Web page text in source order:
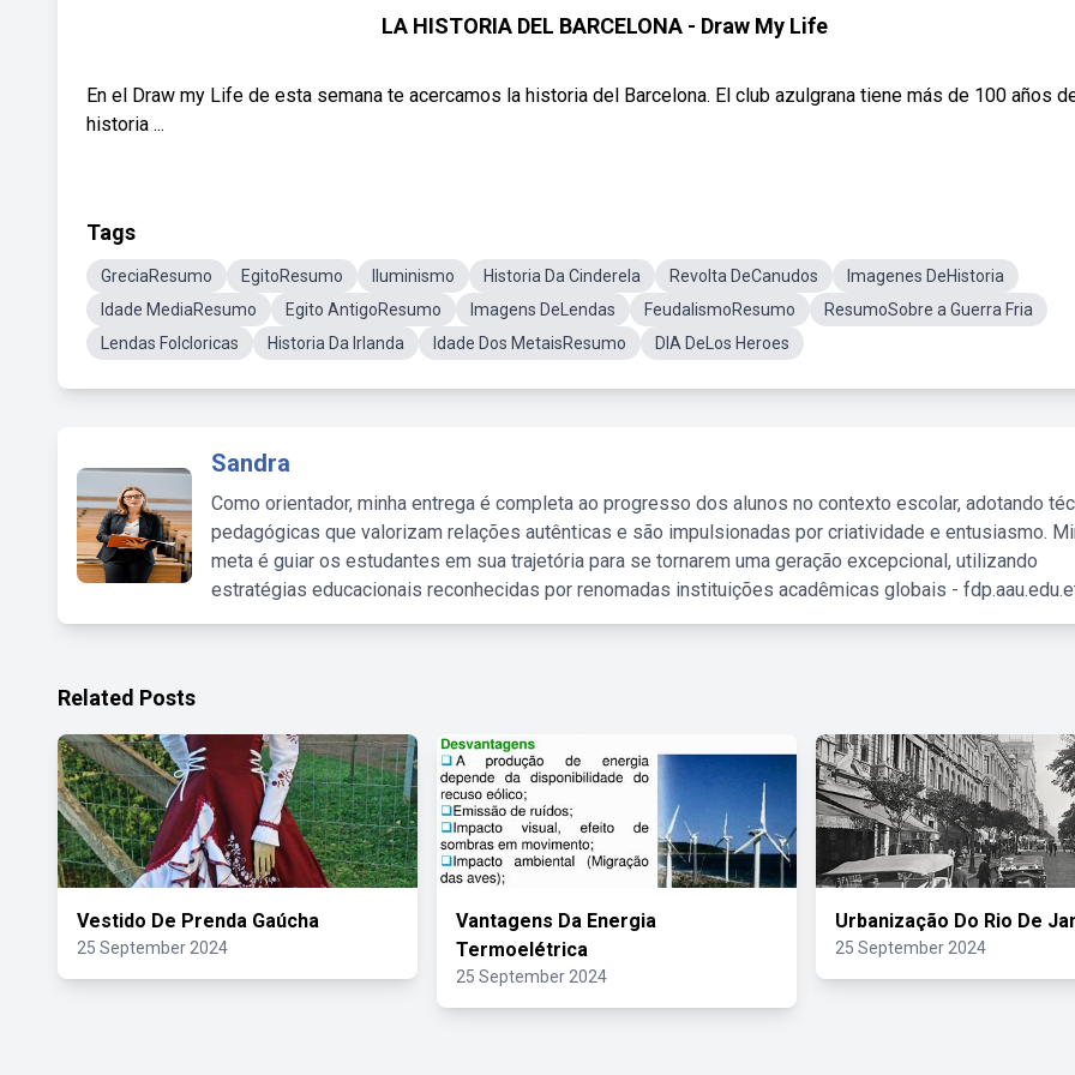
LA HISTORIA DEL BARCELONA - Draw My Life
En el Draw my Life de esta semana te acercamos la historia del Barcelona. El club azulgrana tiene más de 100 años
historia ...
Tags
GreciaResumo EgitoResumo Iluminismo Historia Da Cinderela Revolta DeCanudos
Imagenes DeHistoria
Idade MediaResumo
Egito AntigoResumo Imagens DeLendas FeudalismoResumo
ResumoSobre a Guerra Fria
Lendas Folcloricas
Historia Da Irlanda Idade Dos MetaisResumo DIA DeLos Heroes
Sandra
Como orientador, minha entrega é completa ao progresso dos alunos no contexto escolar, adotando
pedagógicas que valorizam relações autênticas e são impulsionadas por criatividade e entusiasmo.
meta é guiar os estudantes em sua trajetória para se tornarem uma geração excepcional, utilizando
estratégias educacionais reconhecidas por renomadas instituições acadêmicas globais -
Related Posts
Vestido De Prenda Gaúcha
25 September 2024
Vantagens Da Energia
Termoelétrica
25 September 2024
Urbanização Do Rio De
25 September 2024